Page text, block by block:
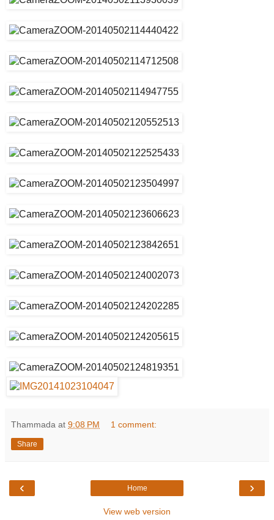
Thammada at 9:08 PM 1 comment:
Share
‹ ›
Home
View web version